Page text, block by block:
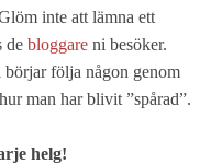
inte att lämna ett
de bloggare ni besöker.
följa någon genom
man har blivit ”spårad”.
helg!